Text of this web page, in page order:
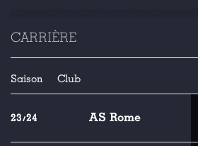
CARRIÈRE
Saison Club
23/24 AS Rome